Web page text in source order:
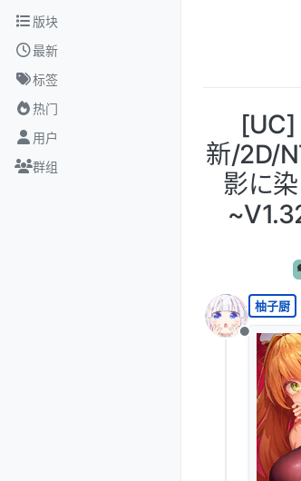
跳转至内容
版块
最新
标签
热门
用户
群组
新/2D/
影に
离线
柚子厨